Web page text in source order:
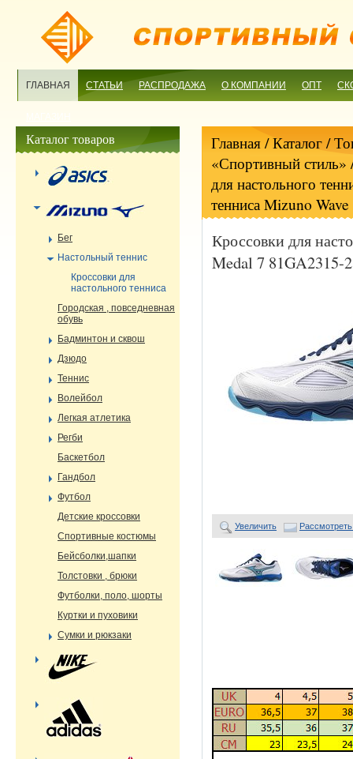
ГЛАВНАЯ СТАТЬИ РАСПРОДАЖА О КОМПАНИИ ОПТ
Главная/ Каталог /
«Спортивный стиль»
для настольного
тенниса Mizuno
Кроссовки для
Medal 7 81GA2315-
Увеличить
Каталог товаров
Бег
Настольный теннис
Кроссовки для
настольного тенниса
Городская , повседневная
обувь
Бадминтон и сквош
Дзюдо
Теннис
Волейбол
Легкая атлетика
Регби
Баскетбол
Гандбол
Футбол
Детские кроссовки
Спортивные костюмы
Бейсболки,шапки
Толстовки , брюки
Футболки, поло, шорты
Куртки и пуховики
Сумки и рюкзаки